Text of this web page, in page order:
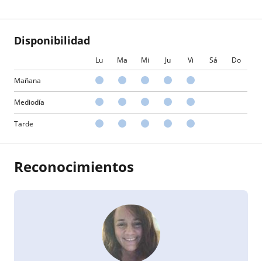
Disponibilidad
Lu Ma Mi Ju Vi Sá Do
Mañana
Mediodía
Tarde
Reconocimientos